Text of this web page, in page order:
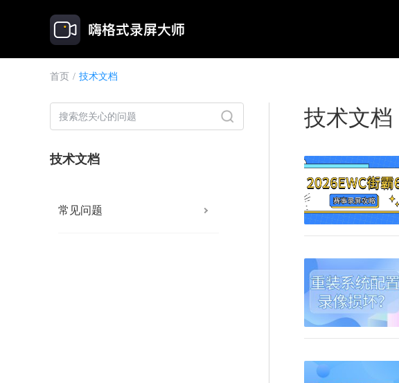
首页 / 技术文档
技术文档
技术文档
常见问题